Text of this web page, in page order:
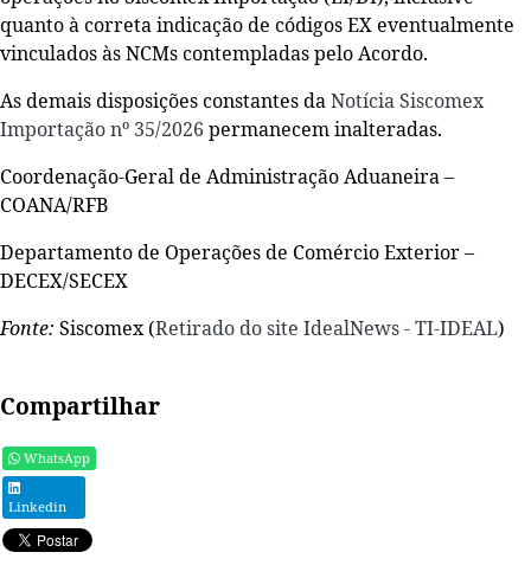
quanto à correta indicação de códigos EX eventualmente
vinculados às NCMs contempladas pelo Acordo.
As demais disposições constantes daNotícia Siscomex
Importação nº 35/2026 permanecem inalteradas.
Coordenação-Geral de Administração Aduaneira –
COANA/RFB
Departamento de Operações de Comércio Exterior –
DECEX/SECEX
Fonte: Siscomex (Retirado do site IdealNews - TI-IDEAL)
Compartilhar
WhatsApp
Linkedin